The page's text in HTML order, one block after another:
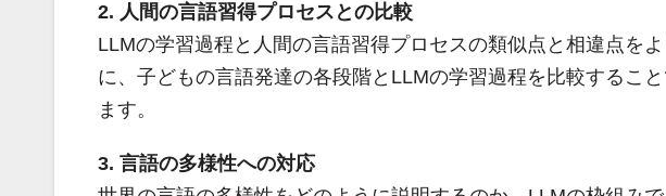
2. 人間の言語習得プロセスとの比較
LLMの学習過程と人間の言語習得プロセスの類似点と相違点を
に、子どもの言語発達の各段階とLLMの学習過程を比較するこ
ます。
3. 言語の多様性への対応